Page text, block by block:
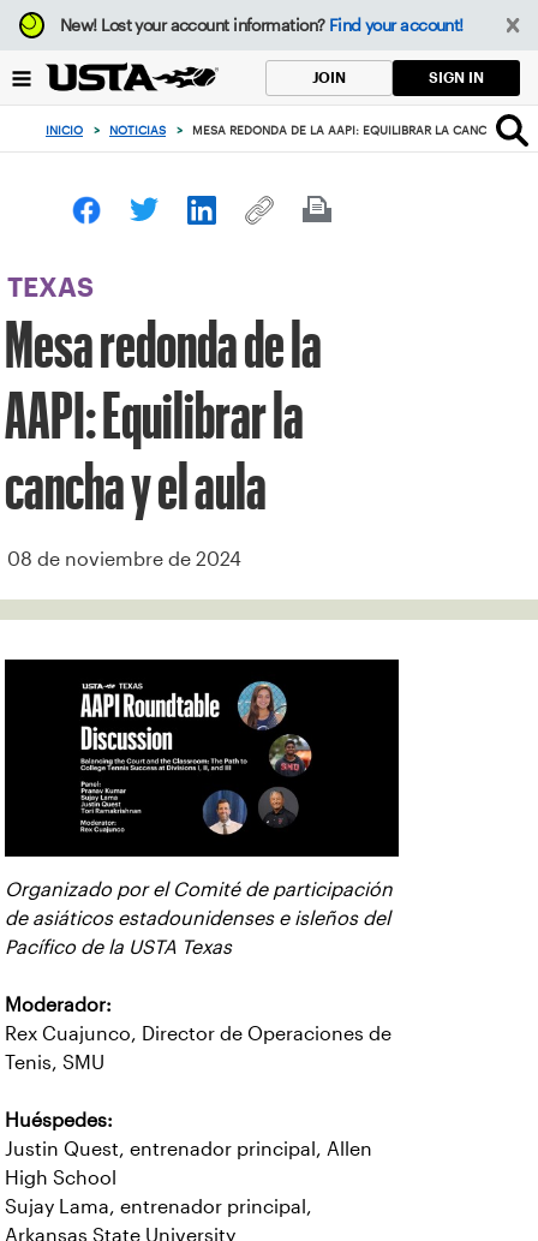
Enfoque
desde
botón
volver
principio
New!Lost your account information? Find your account!
JOIN SIGN IN
INICIO > NOTICIAS > MESA REDONDA DE LA AAPI: EQUILIBRAR LA CANCHA Y EL
TEXAS
Mesa redonda de la
AAPI: Equilibrar la
cancha y el aula
08 de noviembre de 2024
Organizado por el Comité de participación
de asiáticos estadounidenses e isleños del
Pacífico de la USTA Texas
Moderador:
Rex Cuajunco, Director de Operaciones de
Tenis, SMU
Huéspedes:
Justin Quest, entrenador principal, Allen
High School
Sujay Lama, entrenador principal,
Arkansas State University